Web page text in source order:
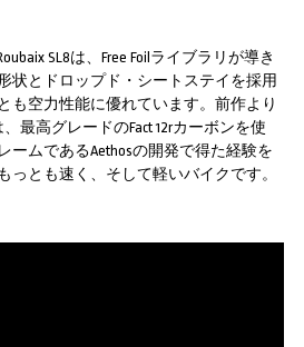
SL8は、Free Foilライブラリが導き
状とドロップド・シートステイを採用
も空力性能に優れています。前作より
最高グレードのFact 12rカーボンを使
ームであるAethosの開発で得た経験を
っとも速く、そして軽いバイクです。